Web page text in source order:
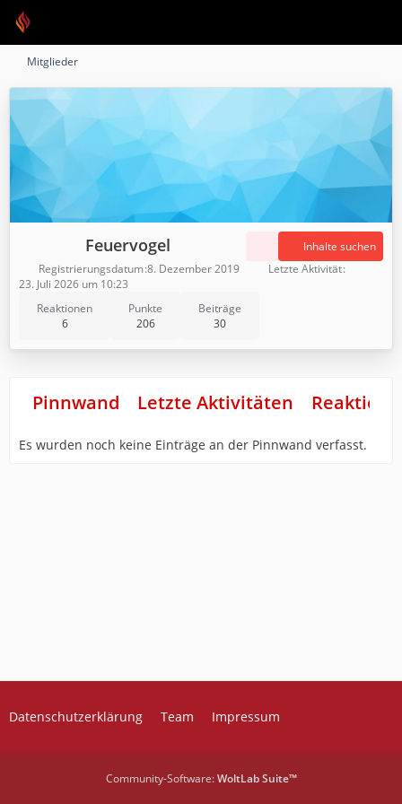
Mitglieder
Feuervogel
Reaktionen
6
Punkte
206
Beiträge
30
Inhalte suchen
Registrierungsdatum 8. Dezember 2019
Letzte Aktivität
23. Juli 2026 um 10:23
Pinnwand Letzte Aktivitäten
Es wurden noch keine Einträge an der Pinnwand verfasst.
Datenschutzerklärung Team Impressum
Community-Software:WoltLab Suite™